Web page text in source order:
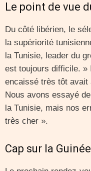
Le point de vue
Du côté libérien, le
la supériorité
la Tunisie, leader du
est toujours difficile. »
encaissé très tôt
Nous avons essayé
la Tunisie, mais nos
très cher ».
Cap sur la